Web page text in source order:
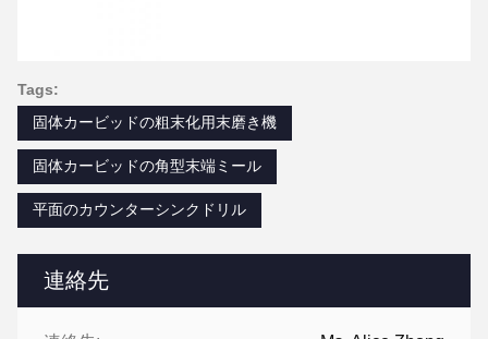
連絡先
Tags:
固体カービッドの粗末化用末磨き機
固体カービッドの角型末端ミール
平面のカウンターシンクドリル